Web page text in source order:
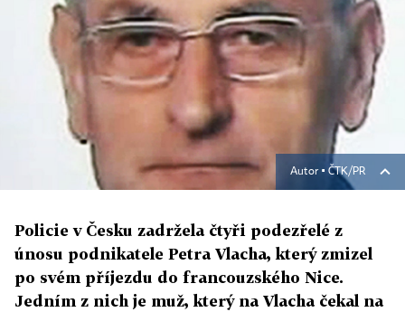
Autor ▪ ČTK/PR
Policie v Česku zadržela čtyři podezřelé z
únosu podnikatele Petra Vlacha, který zmizel
po svém příjezdu do francouzského Nice.
Jedním z nich je muž, který na Vlacha čekal na